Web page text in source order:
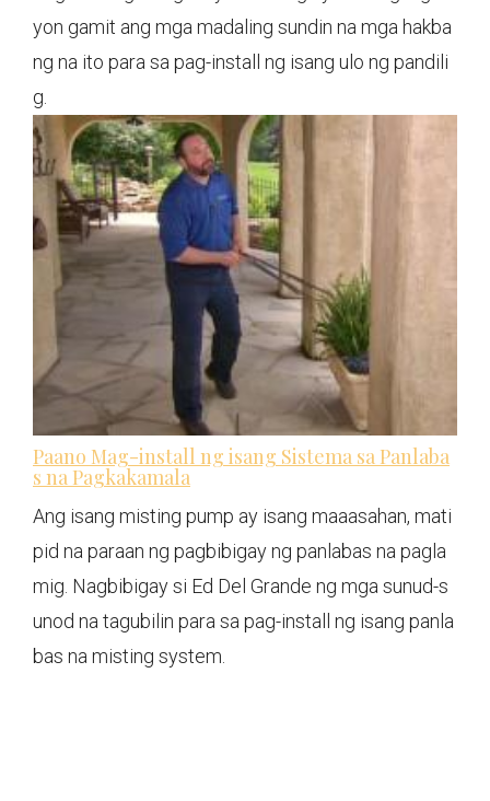
yon gamit ang mga madaling sundin na mga hakba
ng na ito para sa pag-install ng isang ulo ng pandili
g.
Paano Mag-install ng isang Sistema sa Panlaba
s na Pagkakamala
Ang isang misting pump ay isang maaasahan, mati
pid na paraan ng pagbibigay ng panlabas na pagla
mig. Nagbibigay si Ed Del Grande ng mga sunud-s
unod na tagubilin para sa pag-install ng isang panla
bas na misting system.